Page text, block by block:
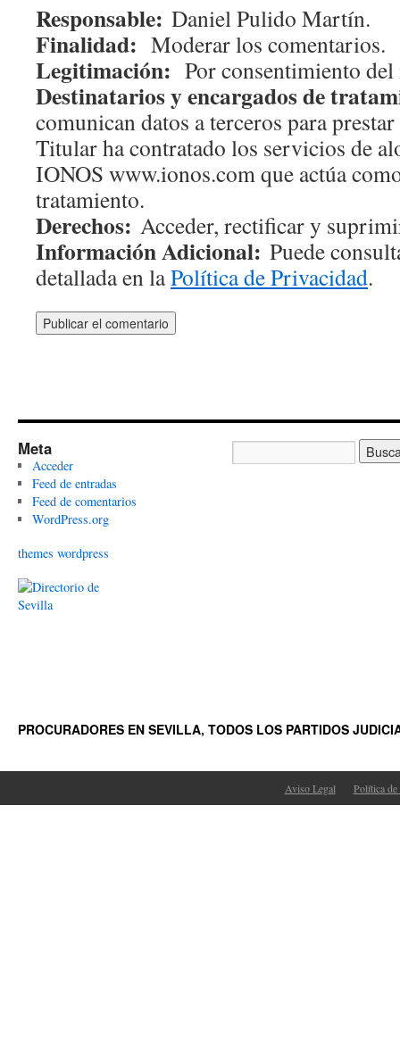
Responsable: Daniel Pulido Martín.
Finalidad: Moderar los comentarios.
Legitimación: Por consentimiento del
Destinatarios y encargados de
comunican datos a terceros para
Titular ha contratado los servicios de
IONOS www.ionos.com que actúa
tratamiento.
Derechos: Acceder, rectificar y
Información Adicional: Puede
detallada en laPolítica de Privacidad.
Meta
Acceder
Feed de entradas
Feed de comentarios
WordPress.org
themes wordpress
PROCURADORES EN SEVILLA, TODOS LOS PARTIDOS
Aviso Legal Política